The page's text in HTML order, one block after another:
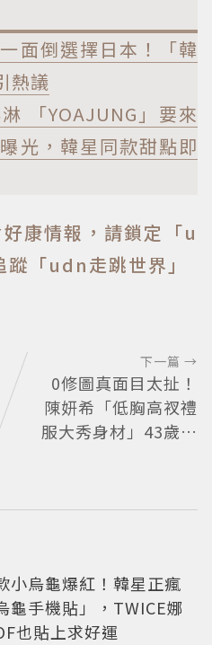
面倒選擇日本！「韓
熱議
「YOAJUNG」要來
光，韓星同款甜點即
康情報，請鎖定「u
蹤「udn走跳世界」
下一篇 →
0修圖真面目太扯！
陳妍希「低胸高衩禮
服大秀身材」43歲近
小烏龜爆紅！韓星正瘋
龜手機貼」，TWICE娜
也貼上求好運